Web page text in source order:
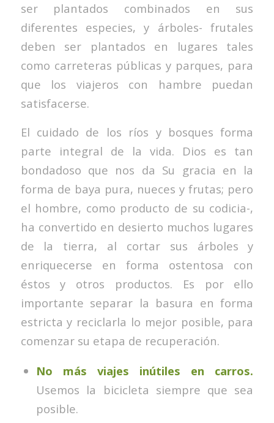
ser plantados combinados en sus
diferentes especies, y árboles- frutales
deben ser plantados en lugares tales
como carreteras públicas y parques, para
que los viajeros con hambre puedan
satisfacerse.
El cuidado de los ríos y bosques forma
parte integral de la vida. Dios es tan
bondadoso que nos da Su gracia en la
forma de baya pura, nueces y frutas; pero
el hombre, como producto de su codicia-,
ha convertido en desierto muchos lugares
de la tierra, al cortar sus árboles y
enriquecerse en forma ostentosa con
éstos y otros productos. Es por ello
importante separar la basura en forma
estricta y reciclarla lo mejor posible, para
comenzar su etapa de recuperación.
No más viajes inútiles en carros.
Usemos la bicicleta siempre que sea
posible.